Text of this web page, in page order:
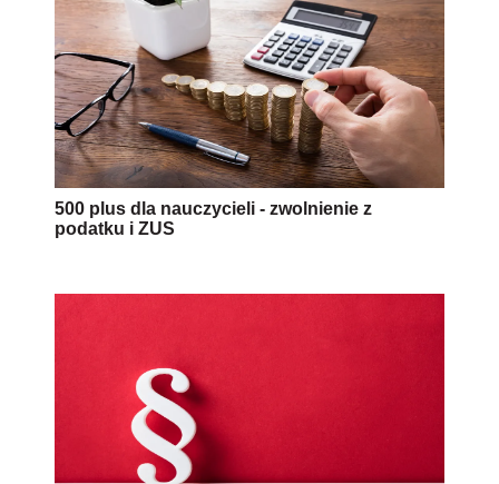
500 plus dla nauczycieli - zwolnienie z
podatku i ZUS